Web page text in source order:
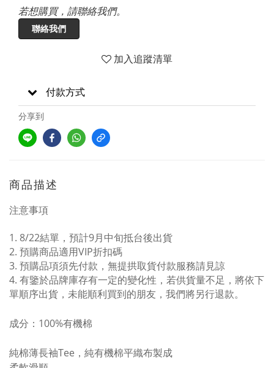
若想購買，請聯絡我們。
聯絡我們
加入追蹤清單
付款方式
分享到
商品描述
注意事項
1. 8/22結單，預計9月中旬抵台後出貨
2. 預購商品適用VIP折扣碼
3. 預購品項須先付款，無提拱取貨付款服務請見諒
4. 有鑒於品牌庫存有一定的變化性，若供貨量不足，將依下
單順序出貨，未能順利買到的朋友，我們將另行退款。
成分：100%有機棉
純棉薄長袖Tee，純有機棉平織布製成